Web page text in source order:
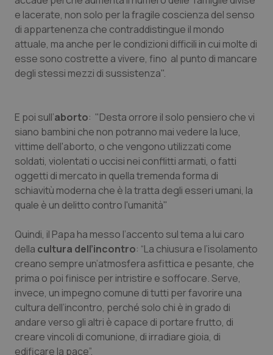
Toscana
Umbria
Veneto
Obesità
Oftalmologia
Oncoematologia
Oncologia & Nutrizione
Psoriasi & pelle
Quotidiano Cardiologia
Quotidiano Chirurgia
Quotidiano Oncologia
Quotidiano Pediatria
Rene & patologie urogenitali
e lacerate, non solo per la fragile coscienza del senso
di appartenenza che contraddistingue il mondo
attuale, ma anche per le condizioni difficili in cui molte di
esse sono costrette a vivere, fino al punto di mancare
degli stessi mezzi di sussistenza".
E poi sull’aborto: "Desta orrore il solo pensiero che vi
siano bambini che non potranno mai vedere la luce,
vittime dell'aborto, o che vengono utilizzati come
soldati, violentati o uccisi nei conflitti armati, o fatti
oggetti di mercato in quella tremenda forma di
schiavitù moderna che è la tratta degli esseri umani, la
quale è un delitto contro l'umanità"
Quindi, il Papa ha messo l’accento sul tema a lui caro
della cultura dell’incontro: “La chiusura e l’isolamento
creano sempre un’atmosfera asfittica e pesante, che
prima o poi finisce per intristire e soffocare. Serve,
invece, un impegno comune di tutti per favorire una
cultura dell’incontro, perché solo chi è in grado di
andare verso gli altri è capace di portare frutto, di
creare vincoli di comunione, di irradiare gioia, di
edificare la pace”.